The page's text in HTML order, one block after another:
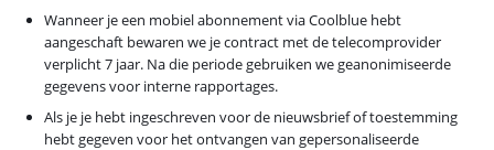
Wanneer je een mobiel abonnement via Coolblue hebt
aangeschaft bewaren we je contract met de telecomprovider
verplicht 7 jaar. Na die periode gebruiken we geanonimiseerde
gegevens voor interne rapportages.
Als je je hebt ingeschreven voor de nieuwsbrief of toestemming
hebt gegeven voor het ontvangen van gepersonaliseerde